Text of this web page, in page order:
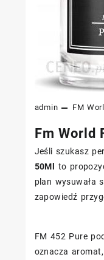
admin FM
Fm World
Jeśli szukasz
50Ml
to
plan wysuwała
zapowiedź
FM 452 Pure
oznacza